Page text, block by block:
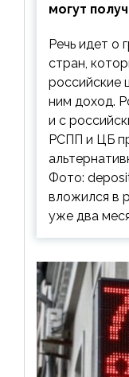
могут
Речь идет о
стран,
российские
ним доход.
и с
РСПП и ЦБ
Фото:
вложился в
уже два